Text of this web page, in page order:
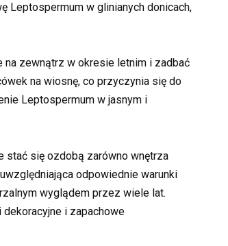
Leptospermum w glinianych donicach,
na zewnątrz w okresie letnim i zadbać
na wiosnę, co przyczynia się do
Leptospermum w jasnym i
stać się ozdobą zarówno wnętrza
odpowiednie warunki
wyglądem przez wiele lat.
i zapachowe